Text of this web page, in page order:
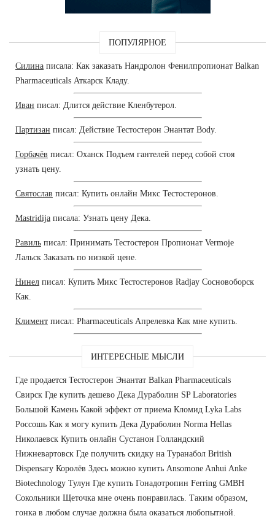
ПОПУЛЯРНОЕ
Силина писала: Как заказать Нандролон Фенилпропионат Balkan
Pharmaceuticals Аткарск Кладу.
Иван писал: Длится действие Кленбутерол.
Партизан писал: Действие Тестостерон Энантат Body.
Горбачёв писал: Оханск Подъем гантелей перед собой стоя
узнать цену.
Святослав писал: Купить онлайн Микс Тестостеронов.
Mastridija писала: Узнать цену Дека.
Равиль писал: Принимать Тестостерон Пропионат Vermoje
Лальск Заказать по низкой цене.
Нинел писал: Купить Микс Тестостеронов Radjay Сосновоборск
Как.
Климент писал: Pharmaceuticals Апрелевка Как мне купить.
ИНТЕРЕСНЫЕ МЫСЛИ
Где продается Тестостерон Энантат Balkan Pharmaceuticals
Свирск Где купить дешево Дека Дураболин SP Laboratories
Большой Камень Какой эффект от приема Кломид Lyka Labs
Россошь Как я могу купить Дека Дураболин Norma Hellas
Николаевск Купить онлайн Сустанон Голландский
Нижневартовск Где получить скидку на Туранабол British
Dispensary Королёв Здесь можно купить Ansomone Anhui Anke
Biotechnology Тулун Где купить Гонадотропин Ferring GMBH
Сокольники Щеточка мне очень понравилась. Таким образом,
гонка в любом случае должна была оказаться любопытной.